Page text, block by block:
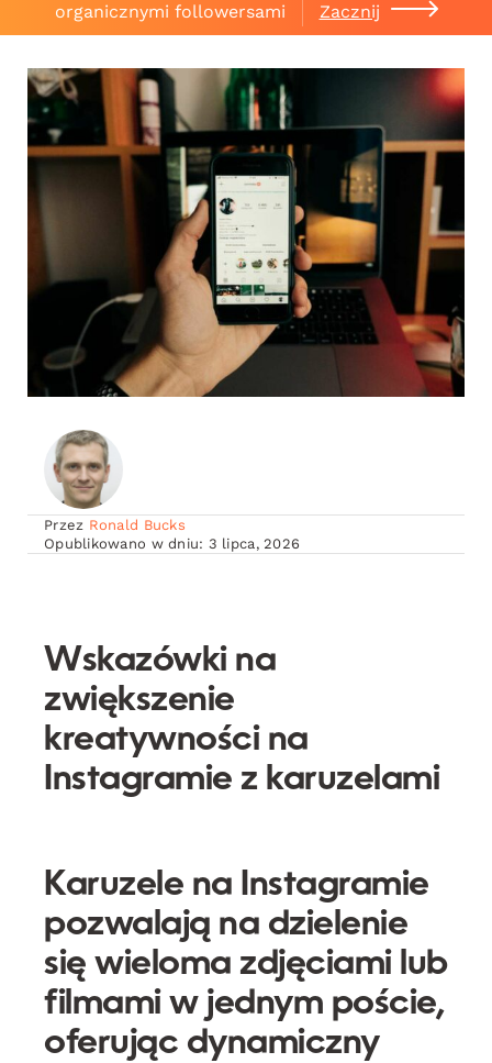
organicznymi followersami
Zacznij
Przez Ronald Bucks
Opublikowano w dniu: 3 lipca, 2026
Wskazówki na
zwiększenie
kreatywności na
Instagramie z karuzelami
Karuzele na Instagramie
pozwalają na dzielenie
się wieloma zdjęciami lub
filmami w jednym poście,
oferując dynamiczny